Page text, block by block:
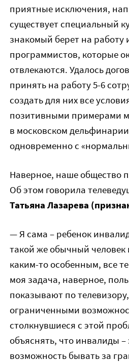
приятные исключения,
существует специальный
знакомый берет на работу
программистов, которые
отвлекаются. Удалось
принять на работу 5-6
создать для них все
позитивными примерами
в московском
одновременно с
Наверное, наше общество
Об этом говорила
Татьяна Лазарева
— Я сама – ребенок
такой же обычный человек
каким-то особенным, все
моя задача, наверное,
показывают по
ограниченными
столкнувшиеся с этой
объяснять, что инвалиды
возможность бывать за